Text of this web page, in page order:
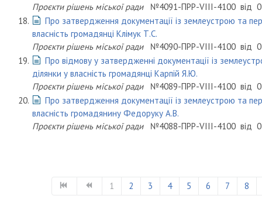
Проєкти рішень міської ради
№4091-ПРР-VIII-4100 від
18.
Про затвердження документації із землеустрою та
власність громадянці Клімук Т.С.
Проєкти рішень міської ради
№4090-ПРР-VIII-4100 від
19.
Про відмову у затвердженні документації із
ділянки у власність громадянці Карпій Я.Ю.
Проєкти рішень міської ради
№4089-ПРР-VIII-4100 від
20.
Про затвердження документації із землеустрою та
власність громадянину Федоруку А.В.
Проєкти рішень міської ради
№4088-ПРР-VIII-4100 від
1 2 3 4 5 6 7 8